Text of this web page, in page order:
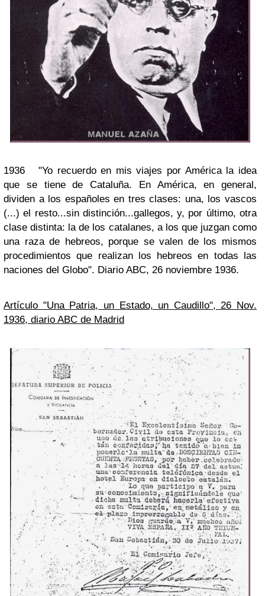
1936 "Yo recuerdo en mis viajes por América la idea
que se tiene de Cataluña. En América, en general,
dividen a los españoles en tres clases: una, los vascos
(...) el resto...sin distinción...gallegos, y, por último, otra
clase distinta: la de los catalanes, a los que juzgan como
una raza de hebreos, porque se valen de los mismos
procedimientos que realizan los hebreos en todas las
naciones del Globo". Diario ABC, 26 noviembre 1936.
Artículo "Una Patria, un Estado, un Caudillo", 26 Nov.
1936, diario ABC de Madrid